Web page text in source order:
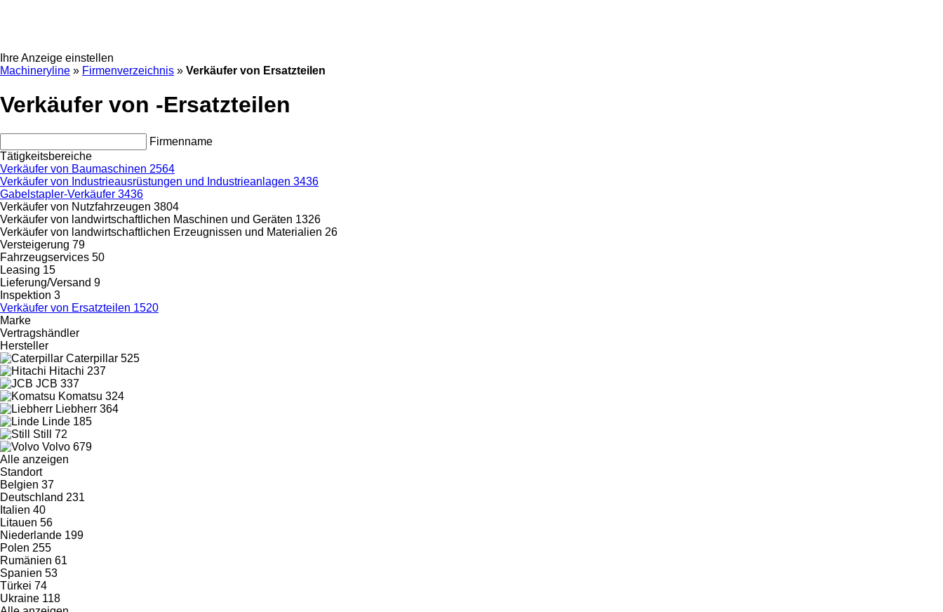
Ihre Anzeige einstellen
Machineryline » Firmenverzeichnis » Verkäufer von Ersatzteilen
Verkäufer von -Ersatzteilen
Firmenname
Tätigkeitsbereiche
Verkäufer von Baumaschinen 2564
Verkäufer von Industrieausrüstungen und Industrieanlagen 3436
Gabelstapler-Verkäufer 3436
Verkäufer von Nutzfahrzeugen 3804
Verkäufer von landwirtschaftlichen Maschinen und Geräten 1326
Verkäufer von landwirtschaftlichen Erzeugnissen und Materialien 26
Versteigerung 79
Fahrzeugservices 50
Leasing 15
Lieferung/Versand 9
Inspektion 3
Verkäufer von Ersatzteilen 1520
Marke
Vertragshändler
Hersteller
Caterpillar 525
Hitachi 237
JCB 337
Komatsu 324
Liebherr 364
Linde 185
Still 72
Volvo 679
Alle anzeigen
Standort
Belgien 37
Deutschland 231
Italien 40
Litauen 56
Niederlande 199
Polen 255
Rumänien 61
Spanien 53
Türkei 74
Ukraine 118